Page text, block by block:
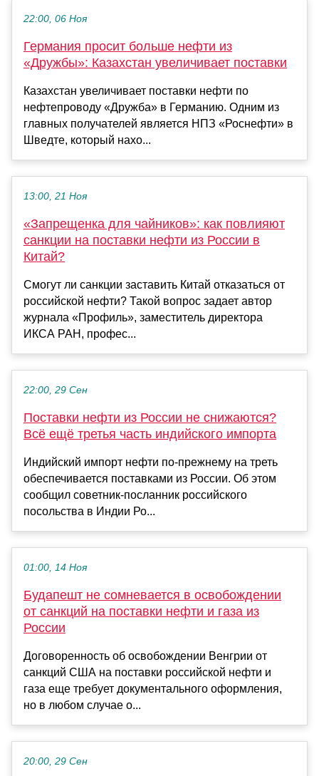
22:00, 06 Ноя
Германия просит больше нефти из
«Дружбы»: Казахстан увеличивает поставки
Казахстан увеличивает поставки нефти по
нефтепроводу «Дружба» в Германию. Одним из
главных получателей является НПЗ «Роснефти» в
Шведте, который нахо...
13:00, 21 Ноя
«Запрещенка для чайников»: как повлияют
санкции на поставки нефти из России в
Китай?
Смогут ли санкции заставить Китай отказаться от
российской нефти? Такой вопрос задает автор
журнала «Профиль», заместитель директора
ИКСА РАН, профес...
22:00, 29 Сен
Поставки нефти из России не снижаются?
Всё ещё третья часть индийского импорта
Индийский импорт нефти по-прежнему на треть
обеспечивается поставками из России. Об этом
сообщил советник-посланник российского
посольства в Индии Ро...
01:00, 14 Ноя
Будапешт не сомневается в освобождении
от санкций на поставки нефти и газа из
России
Договоренность об освобождении Венгрии от
санкций США на поставки российской нефти и
газа еще требует документального оформления,
но в любом случае о...
20:00, 29 Сен